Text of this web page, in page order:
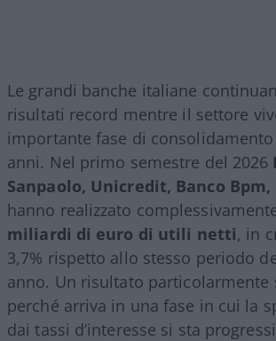
Le grandi banche italiane
risultati record mentre il settore
importante fase di
anni. Nel primo semestre del 2026
Sanpaolo, Unicredit, Banco Bpm,
hanno realizzato
miliardi di euro di utili netti, in
3,7% rispetto allo stesso periodo
anno. Un risultato particolarmente
perché arriva in una fase in cui la
dai tassi d’interesse si sta